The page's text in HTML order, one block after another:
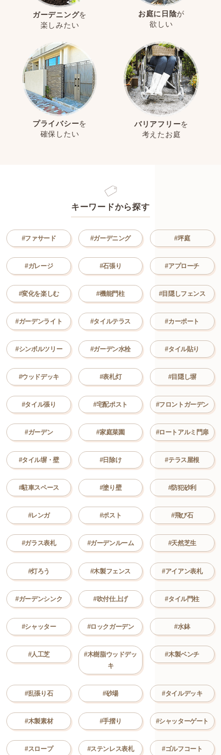
ガーデニングを
楽しみたい
お庭に日陰が
欲しい
プライバシーを
確保したい
バリアフリーを
考えたお庭
キーワードから探す
#ファサード #ガーデニング #坪庭
#ガレージ #石張り #アプローチ
#変化を楽しむ #機能門柱 #目隠しフェンス
#ガーデンライト #タイルテラス #カーポート
#シンボルツリー #ガーデン水栓 #タイル貼り
#ウッドデッキ #表札灯 #目隠し塀
#タイル張り #宅配ポスト #フロントガーデン
#ガーデン #家庭菜園 #ロートアルミ門扉
#タイル塀・壁 #日除け #テラス屋根
#駐車スペース #塗り壁 #防犯砂利
#レンガ #ポスト #飛び石
#ガラス表札 #ガーデンルーム #天然芝生
#灯ろう #木製フェンス #アイアン表札
#ガーデンシンク #吹付仕上げ #タイル門柱
#シャッター #ロックガーデン #水鉢
#人工芝
#木樹脂ウッドデッ
キ
#木製ベンチ
#乱張り石 #砂場 #タイルデッキ
#木製素材 #手摺り #シャッターゲート
#スロープ #ステンレス表札 #ゴルフコート